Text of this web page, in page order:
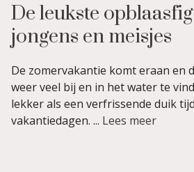
De leukste
jongens en meisjes
De zomervakantie komt eraan en
weer veel bij en in het water te
lekker als een verfrissende duik
vakantiedagen. ... Lees meer